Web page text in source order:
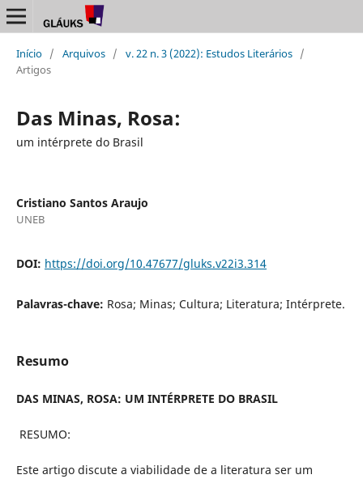
Início / Arquivos / v. 22 n. 3 (2022): Estudos Literários /
Artigos
Das Minas, Rosa:
um intérprete do Brasil
Cristiano Santos Araujo
UNEB
DOI: https://doi.org/10.47677/gluks.v22i3.314
Palavras-chave: Rosa; Minas; Cultura; Literatura; Intérprete.
Resumo
DAS MINAS, ROSA: UM INTÉRPRETE DO BRASIL
RESUMO:
Este artigo discute a viabilidade de a literatura ser um